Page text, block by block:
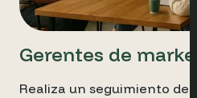
Gerentes de
Realiza un seguimiento del